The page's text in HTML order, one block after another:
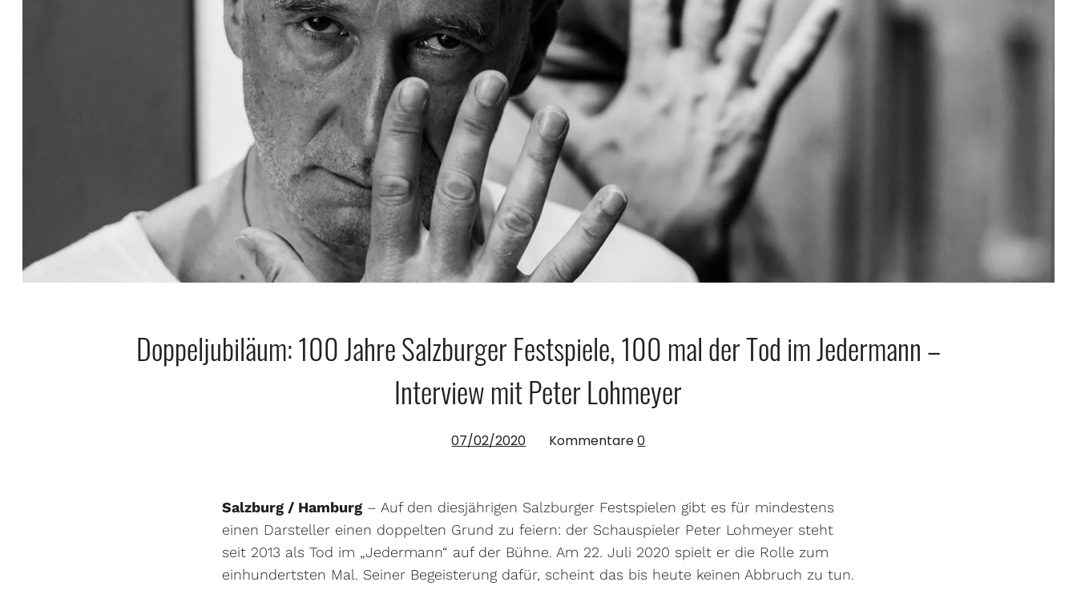
Doppeljubiläum: 100 Jahre Salzburger Festspiele, 100 mal der Tod im Jedermann –
Interview mit Peter Lohmeyer
07/02/2020 Kommentare0
Salzburg / Hamburg – Auf den diesjährigen Salzburger Festspielen gibt es für mindestens
einen Darsteller einen doppelten Grund zu feiern: der Schauspieler Peter Lohmeyer steht
seit 2013 als Tod im „Jedermann“ auf der Bühne. Am 22. Juli 2020 spielt er die Rolle zum
einhundertsten Mal. Seiner Begeisterung dafür, scheint das bis heute keinen Abbruch zu tun.